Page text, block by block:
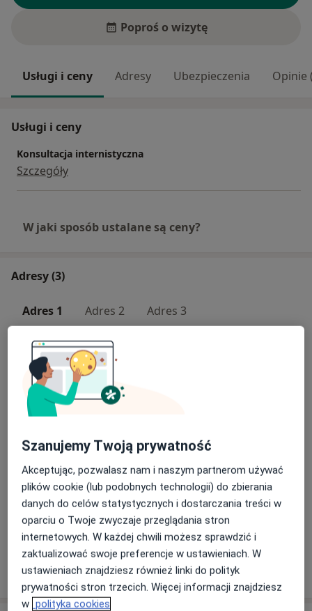
Poproś o wizytę
Usługi i ceny Adresy Ubezpieczenia Opinie
Usługi i ceny
Konsultacja internistyczna
Szczegóły
W jaki sposób ustalane są ceny?
Adresy (3)
Adres 1 Adres 2 Adres 3
Internistyczny Gabinet
Lekarski,kręcichwost Maria
Jana Iii Sobieskiego 21/53,
Powiększ mapęotwiera się w nowej karcie
Dostępność
W tym gabinecie nie można umawiać wizyt przez
internet
Co mam zrobić w tej sytuacji?
Pokaż więcej
o adresie
Szanujemy Twoją prywatność
Akceptując, pozwalasz nam i naszym partnerom używać
plików cookie (lub podobnych technologii) do zbierania
danych do celów statystycznych i dostarczania treści w
oparciu o Twoje zwyczaje przeglądania stron
internetowych. W każdej chwili możesz sprawdzić i
zaktualizować swoje preferencje w ustawieniach. W
ustawieniach znajdziesz również linki do polityk
prywatności stron trzecich. Więcej informacji znajdziesz
w polityka cookies